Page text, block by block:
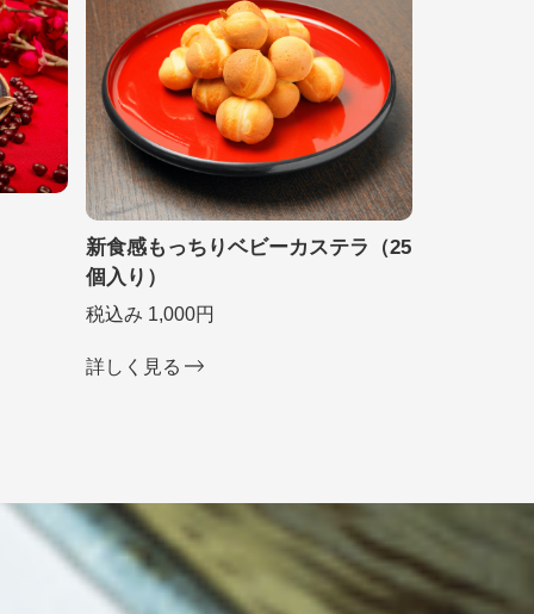
新食感もっちりベビーカステラ（25
個入り）
税込み 1,000円
詳しく見る